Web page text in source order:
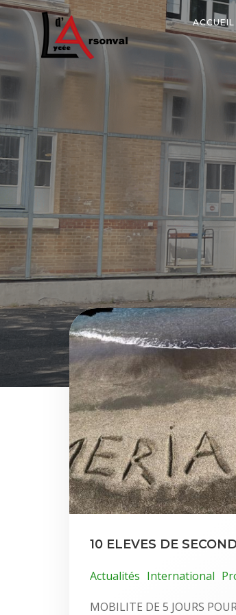
ACCUEIL
10 ELEVES DE
Actualités International
MOBILITE DE 5 JOURS